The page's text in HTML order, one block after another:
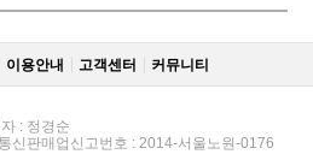
이용안내 고객센터 커뮤니티
: 정경순
신판매업신고번호 : 2014-서울노원-0176